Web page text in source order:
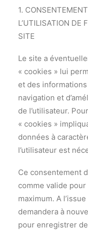
1.
L’UTILISATION DE
SITE
Le site a
« cookies » lui
et des
navigation et
de l’utilisateur.
« cookies »
données à
l’utilisateur est
Ce consentement
comme valide
maximum. A
demandera à
pour enregistrer